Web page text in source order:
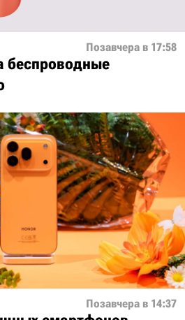
Позавчера в 17:58
беспроводные
Позавчера в 14:37